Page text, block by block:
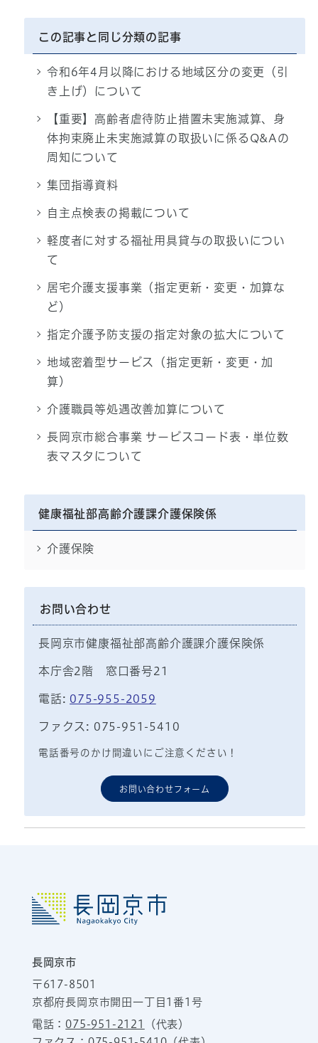
この記事と同じ分類の記事
令和6年4月以降における地域区分の変更（引
き上げ）について
【重要】高齢者虐待防止措置未実施減算、身
体拘束廃止未実施減算の取扱いに係るQ&Aの
周知について
集団指導資料
自主点検表の掲載について
軽度者に対する福祉用具貸与の取扱いについ
て
居宅介護支援事業（指定更新・変更・加算な
ど）
指定介護予防支援の指定対象の拡大について
地域密着型サービス（指定更新・変更・加
算）
介護職員等処遇改善加算について
長岡京市総合事業 サービスコード表・単位数
表マスタについて
健康福祉部高齢介護課介護保険係
介護保険
お問い合わせ
長岡京市健康福祉部高齢介護課介護保険係
本庁舎2階 窓口番号21
電話: 075-955-2059
ファクス: 075-951-5410
電話番号のかけ間違いにご注意ください！
お問い合わせフォーム
長岡京市
〒617-8501
京都府長岡京市開田一丁目1番1号
電話：075-951-2121
（代表）